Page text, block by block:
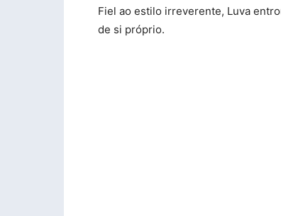
Fiel ao estilo irreverente, Luva
de si próprio.